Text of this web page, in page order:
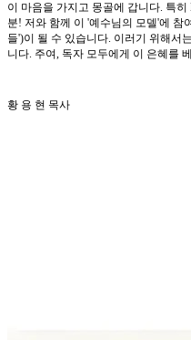
이 마음을 가지고 몽골에 갑니다. 특
분! 저와 함께 이 '예수님의 모델'에 참
들')이 될 수 있습니다. 이러기 위해서
니다. 주여, 독자 모두에게 이 은혜를
황 용 현 목사